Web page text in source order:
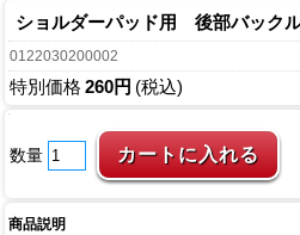
ショルダーパッド用 後部バック
0122030200002
特別価格 260円 (税込)
数量
商品説明